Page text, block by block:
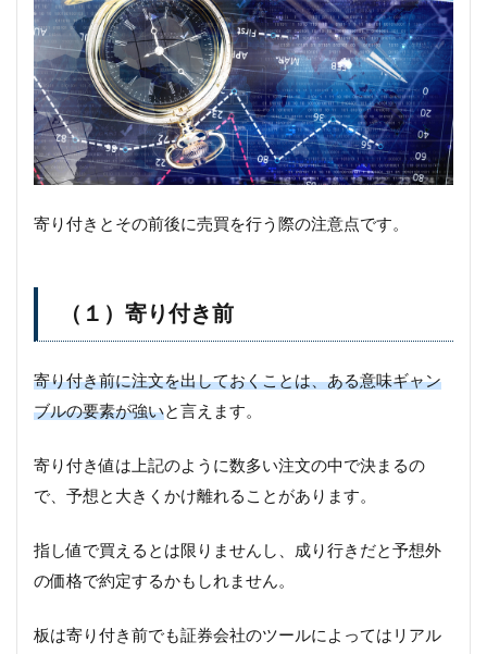
寄り付きとその前後に売買を行う際の注意点です。
（１）寄り付き前
寄り付き前に注文を出しておくことは、ある意味ギャン
ブルの要素が強いと言えます。
寄り付き値は上記のように数多い注文の中で決まるの
で、予想と大きくかけ離れることがあります。
指し値で買えるとは限りませんし、成り行きだと予想外
の価格で約定するかもしれません。
板は寄り付き前でも証券会社のツールによってはリアル